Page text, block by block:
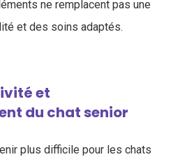
ne remplacent pas une
et des soins adaptés.
et
du chat senior
plus difficile pour les chats